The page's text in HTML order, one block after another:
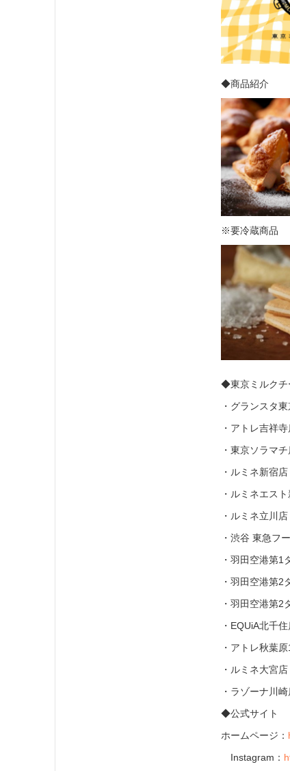
◆商品紹介
※要冷蔵商品
◆東京ミルクチ
・グランスタ
・アトレ吉祥
・東京ソラマ
・ルミネ新宿店
・ルミネエス
・ルミネ立川店
・渋谷 東急フ
・羽田空港第1
・羽田空港第
・羽田空港第2
・EQUiA北千
・アトレ秋葉
・ルミネ大宮店
・ラゾーナ川
◆公式サイト
ホームページ：
Instagram：